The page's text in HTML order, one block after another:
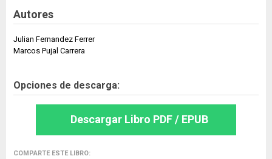
Autores
Julian Fernandez Ferrer
Marcos Pujal Carrera
Opciones de descarga:
Descargar Libro PDF / EPUB
COMPARTE ESTE LIBRO: